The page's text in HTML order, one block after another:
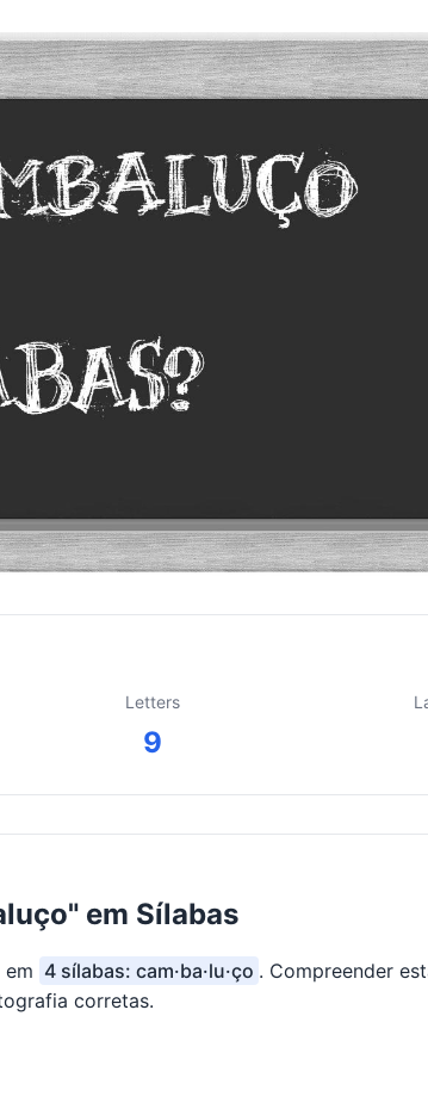
Letters
9
em Sílabas
4 sílabas: cam·ba·lu·ço . Compreender
corretas.